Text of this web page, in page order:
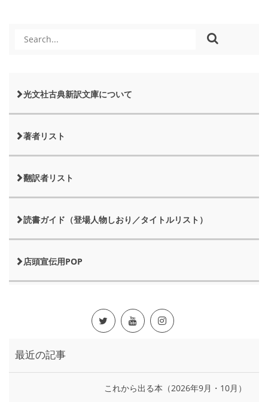
光文社古典新訳文庫について
著者リスト
翻訳者リスト
読書ガイド（登場人物しおり／タイトルリスト）
店頭宣伝用POP
最近の記事
これから出る本（2026年9月・10月）